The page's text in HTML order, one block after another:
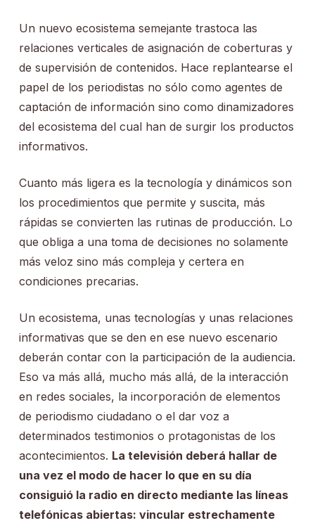
Un nuevo ecosistema semejante trastoca las
relaciones verticales de asignación de coberturas y
de supervisión de contenidos. Hace replantearse el
papel de los periodistas no sólo como agentes de
captación de información sino como dinamizadores
del ecosistema del cual han de surgir los productos
informativos.
Cuanto más ligera es la tecnología y dinámicos son
los procedimientos que permite y suscita, más
rápidas se convierten las rutinas de producción. Lo
que obliga a una toma de decisiones no solamente
más veloz sino más compleja y certera en
condiciones precarias.
Un ecosistema, unas tecnologías y unas relaciones
informativas que se den en ese nuevo escenario
deberán contar con la participación de la audiencia.
Eso va más allá, mucho más allá, de la interacción
en redes sociales, la incorporación de elementos
de periodismo ciudadano o el dar voz a
determinados testimonios o protagonistas de los
acontecimientos. La televisión deberá hallar de
una vez el modo de hacer lo que en su día
consiguió la radio en directo mediante las líneas
telefónicas abiertas: vincular estrechamente